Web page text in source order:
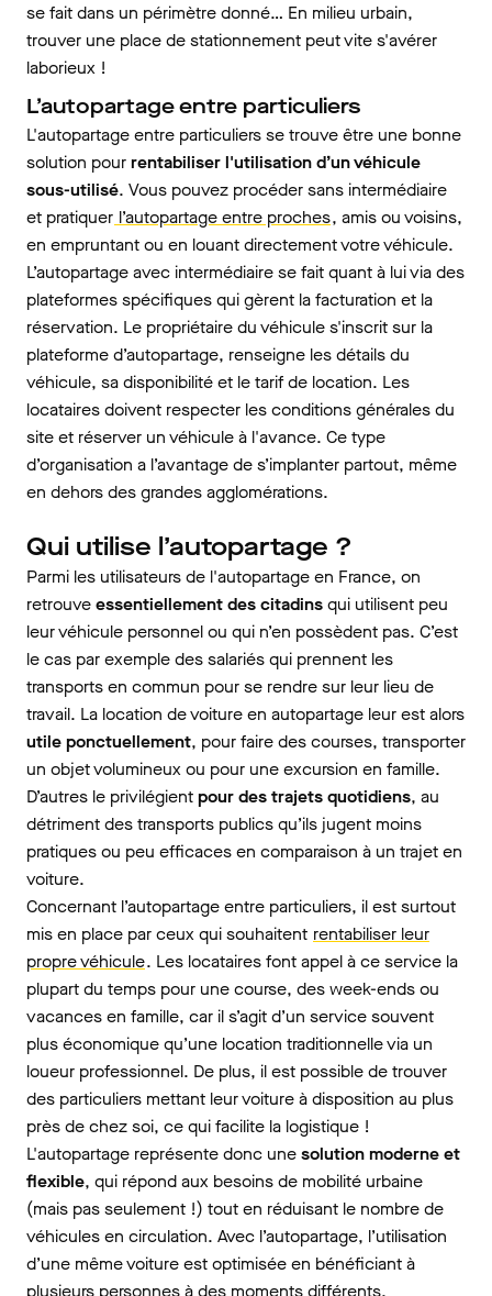
se fait dans un périmètre donné… En milieu urbain,
trouver une place de stationnement peut vite s'avérer
laborieux !
L’autopartage entre particuliers
L'autopartage entre particuliers se trouve être une bonne
solution pourrentabiliser l'utilisation d’un véhicule
sous-utilisé. Vous pouvez procéder sans intermédiaire
et pratiquer l’autopartage entre proches, amis ou voisins,
en empruntant ou en louant directement votre véhicule.
L’autopartage avec intermédiaire se fait quant à lui via des
plateformes spécifiques qui gèrent la facturation et la
réservation. Le propriétaire du véhicule s'inscrit sur la
plateforme d’autopartage, renseigne les détails du
véhicule, sa disponibilité et le tarif de location. Les
locataires doivent respecter les conditions générales du
site et réserver un véhicule à l'avance. Ce type
d’organisation a l’avantage de s’implanter partout, même
en dehors des grandes agglomérations.
Qui utilise l’autopartage ?
Parmi les utilisateurs de l'autopartage en France, on
retrouveessentiellement des citadinsqui utilisent peu
leur véhicule personnel ou qui n’en possèdent pas. C’est
le cas par exemple des salariés qui prennent les
transports en commun pour se rendre sur leur lieu de
travail. La location de voiture en autopartage leur est alors
utile ponctuellement, pour faire des courses, transporter
un objet volumineux ou pour une excursion en famille.
D’autres le privilégientpour des trajets quotidiens, au
détriment des transports publics qu’ils jugent moins
pratiques ou peu efficaces en comparaison à un trajet en
voiture.
Concernant l’autopartage entre particuliers, il est surtout
mis en place par ceux qui souhaitent rentabiliser leur
propre véhicule. Les locataires font appel à ce service la
plupart du temps pour une course, des week-ends ou
vacances en famille, car il s’agit d’un service souvent
plus économique qu’une location traditionnelle via un
loueur professionnel. De plus, il est possible de trouver
des particuliers mettant leur voiture à disposition au plus
près de chez soi, ce qui facilite la logistique !
L'autopartage représente donc unesolution moderne et
flexible, qui répond aux besoins de mobilité urbaine
(mais pas seulement !) tout en réduisant le nombre de
véhicules en circulation. Avec l’autopartage, l’utilisation
d’une même voiture est optimisée en bénéficiant à
plusieurs personnes à des moments différents.